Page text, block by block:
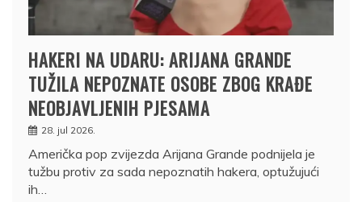
HAKERI NA UDARU: ARIJANA GRANDE
TUŽILA NEPOZNATE OSOBE ZBOG KRAĐE
NEOBJAVLJENIH PJESAMA
28. jul 2026.
Američka pop zvijezda Arijana Grande podnijela je
tužbu protiv za sada nepoznatih hakera, optužujući
ih…